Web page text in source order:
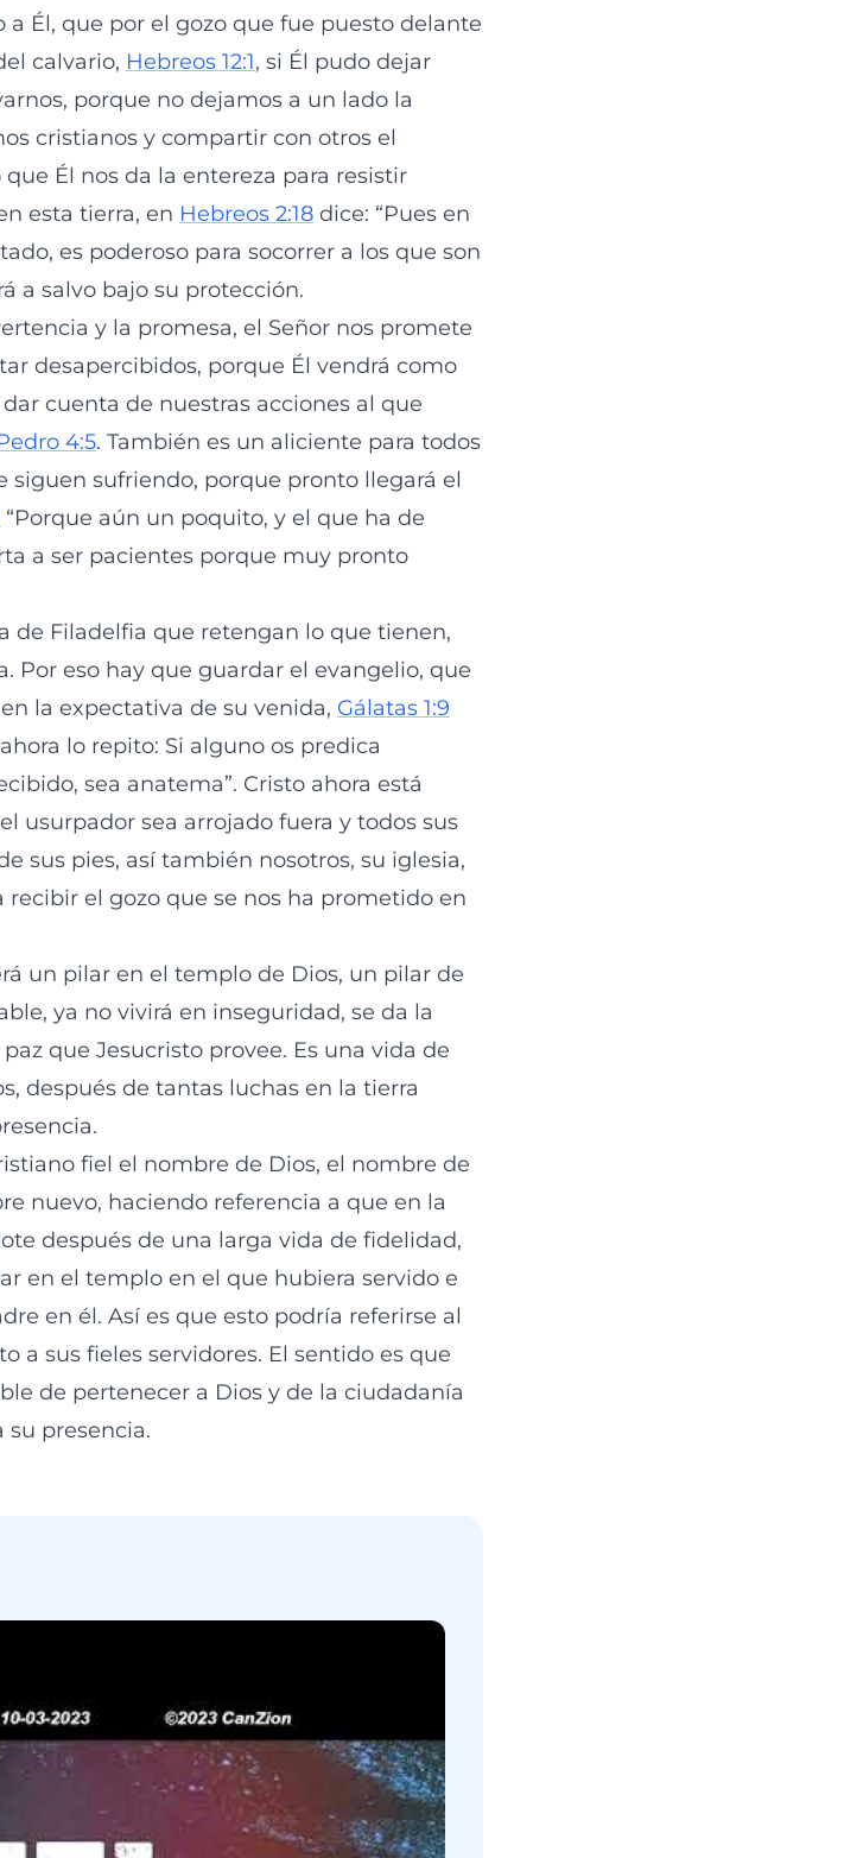
Él, que por el gozo que fue puesto delante
calvario, Hebreos 12:1, si Él pudo dejar
porque no dejamos a un lado la
cristianos y compartir con otros el
Él nos da la entereza para resistir
esta tierra, en Hebreos 2:18 dice: “Pues en
es poderoso para socorrer a los que son
a salvo bajo su protección.
y la promesa, el Señor nos promete
desapercibidos, porque Él vendrá como
cuenta de nuestras acciones al que
4:5. También es un aliciente para todos
siguen sufriendo, porque pronto llegará el
“Porque aún un poquito, y el que ha de
a ser pacientes porque muy pronto
de Filadelfia que retengan lo que tienen,
Por eso hay que guardar el evangelio, que
la expectativa de su venida, Gálatas 1:9
lo repito: Si alguno os predica
sea anatema”. Cristo ahora está
usurpador sea arrojado fuera y todos sus
sus pies, así también nosotros, su iglesia,
el gozo que se nos ha prometido en
un pilar en el templo de Dios, un pilar de
ya no vivirá en inseguridad, se da la
que Jesucristo provee. Es una vida de
después de tantas luchas en la tierra
fiel el nombre de Dios, el nombre de
nuevo, haciendo referencia a que en la
después de una larga vida de fidelidad,
en el templo en el que hubiera servido e
en él. Así es que esto podría referirse al
a sus fieles servidores. El sentido es que
de pertenecer a Dios y de la ciudadanía
presencia.